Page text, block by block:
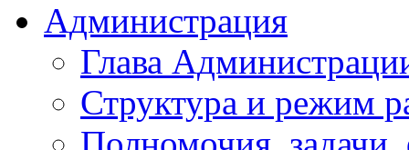
Администрация
Глава
Структура и режим